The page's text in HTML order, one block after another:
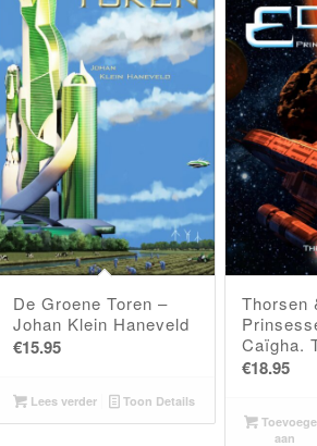
De Groene Toren –
Johan Klein Haneveld
€15.95
Lees verder Toon Details
Thorsen
Caïgha.
€18.95
aan